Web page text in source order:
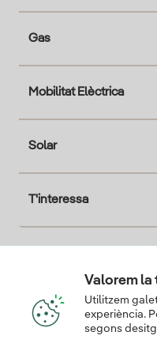
Gas
Mobilitat Elèctrica
Solar
T'interessa
Valorem
Utilitzem
experiència.
segons